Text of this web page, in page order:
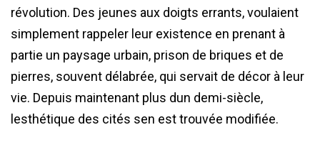
révolution. Des jeunes aux doigts errants, voulaient
simplement rappeler leur existence en prenant à
partie un paysage urbain, prison de briques et de
pierres, souvent délabrée, qui servait de décor à leur
vie. Depuis maintenant plus dun demi-siècle,
lesthétique des cités sen est trouvée modifiée.